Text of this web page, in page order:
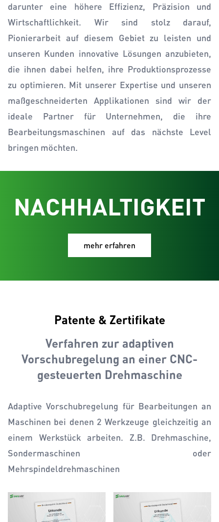
darunter eine höhere Effizienz, Präzision und
Wirtschaftlichkeit. Wir sind stolz darauf,
Pionierarbeit auf diesem Gebiet zu leisten und
unseren Kunden innovative Lösungen anzubieten,
die ihnen dabei helfen, ihre Produktionsprozesse
zu optimieren. Mit unserer Expertise und unseren
maßgeschneiderten Applikationen sind wir der
ideale Partner für Unternehmen, die ihre
Bearbeitungsmaschinen auf das nächste Level
bringen möchten.
NACHHALTIGKEIT
mehr erfahren
Patente & Zertifikate
Verfahren zur adaptiven
Vorschubregelung an einer CNC-
gesteuerten Drehmaschine
Adaptive Vorschubregelung für Bearbeitungen an
Maschinen bei denen 2 Werkzeuge gleichzeitig an
einem Werkstück arbeiten. Z.B. Drehmaschine,
Sondermaschinen oder
Mehrspindeldrehmaschinen